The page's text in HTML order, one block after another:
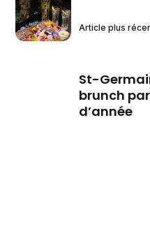
Article plus
St-
brunch
d’année